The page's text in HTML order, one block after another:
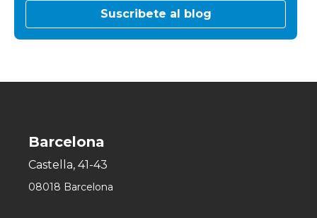
Barcelona
Castella, 41-43
08018 Barcelona